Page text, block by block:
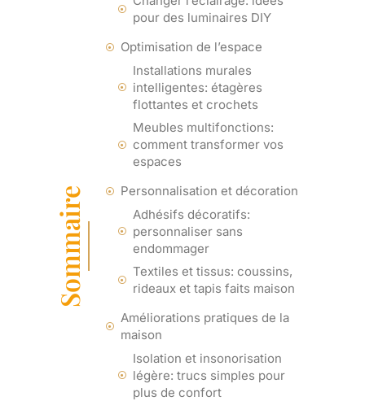
Sommaire
pour des luminaires DIY
Optimisation de l’espace
Installations murales
intelligentes: étagères
flottantes et crochets
Meubles multifonctions:
comment transformer vos
espaces
Personnalisation et décoration
Adhésifs décoratifs:
personnaliser sans
endommager
Textiles et tissus: coussins,
rideaux et tapis faits maison
Améliorations pratiques de la
maison
Isolation et insonorisation
légère: trucs simples pour
plus de confort